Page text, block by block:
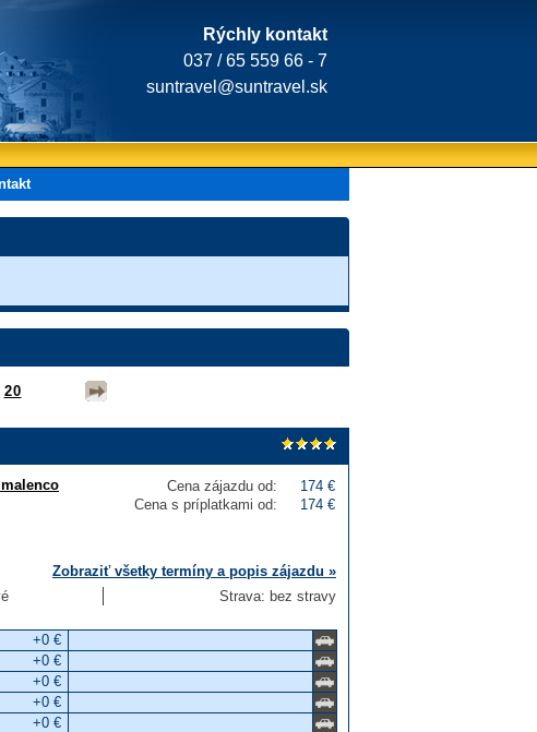
Rýchly kontakt
037 / 65 559 66 - 7
suntravel@suntravel.sk
20
Cena zájazdu od:
174 €
Cena s príplatkami od:
174 €
Zobraziť všetky termíny a popis zájazdu »
Strava: bez stravy
+0 €
+0 €
+0 €
+0 €
+0 €